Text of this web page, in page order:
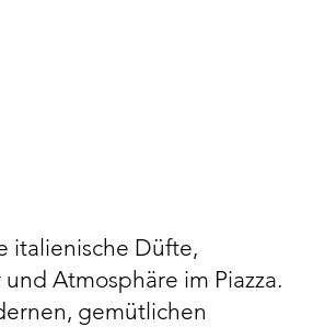
italienische Düfte,
Atmosphäre im Piazza.
gemütlichen